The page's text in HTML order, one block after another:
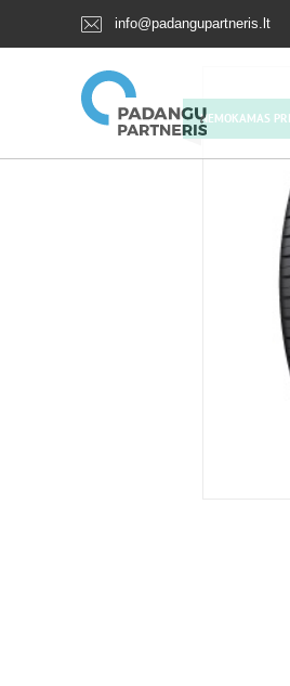
info@padangupartneris.lt
NEMOKAMAS